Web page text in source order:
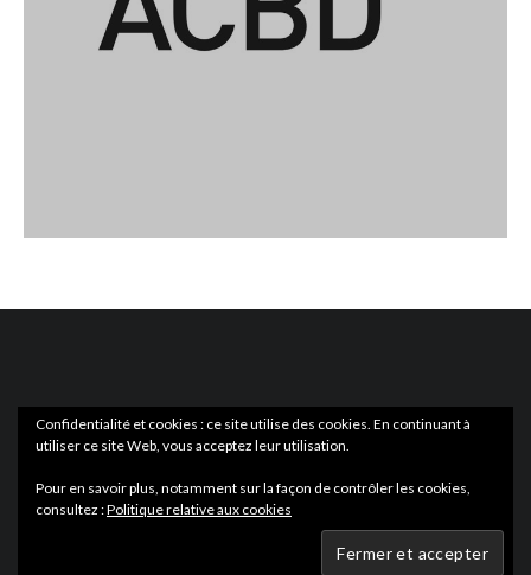
Confidentialité et cookies : ce site utilise des cookies. En continuant à
utiliser ce site Web, vous acceptez leur utilisation.
Pour en savoir plus, notamment sur la façon de contrôler les cookies,
consultez :Politique relative aux cookies